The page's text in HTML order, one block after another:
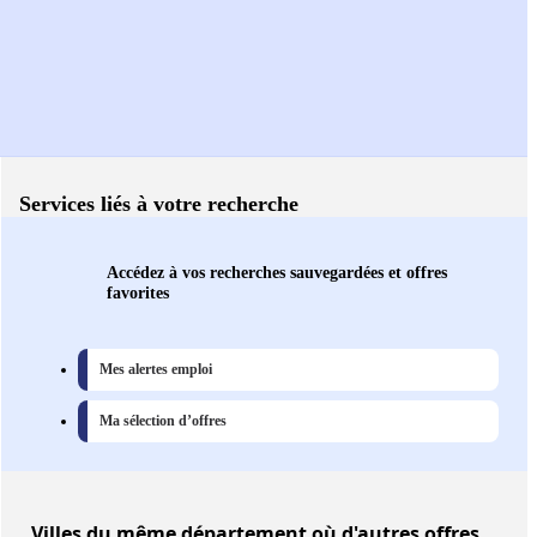
Services liés à votre recherche
Accédez à vos recherches sauvegardées et offres
favorites
Mes alertes emploi
Ma sélection d’offres